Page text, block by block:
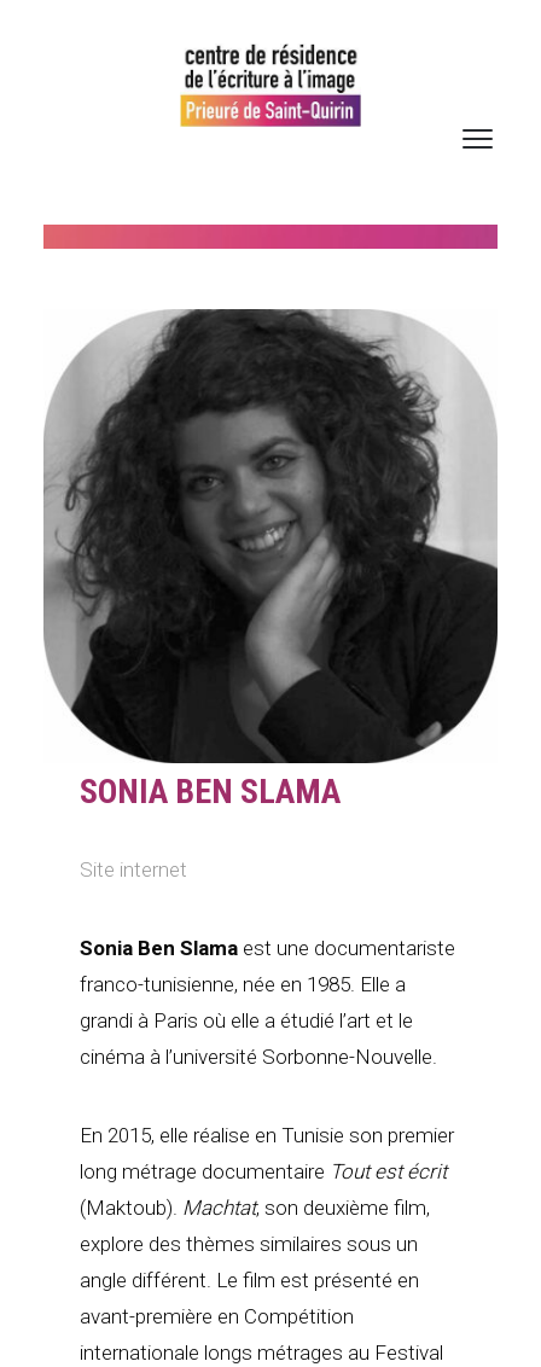
SONIA BEN SLAMA
Site internet
Sonia Ben Slamaest une documentariste
franco-tunisienne, née en 1985. Elle a
grandi à Paris où elle a étudié l’art et le
cinéma à l’université Sorbonne-Nouvelle.
En 2015, elle réalise en Tunisie son premier
long métrage documentaire Tout est écrit
(Maktoub). Machtat, son deuxième film,
explore des thèmes similaires sous un
angle différent. Le film est présenté en
avant-première en Compétition
internationale longs métrages au Festival